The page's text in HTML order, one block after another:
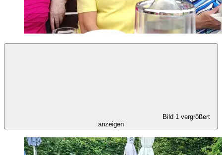
Bild 1 vergrößert
anzeigen